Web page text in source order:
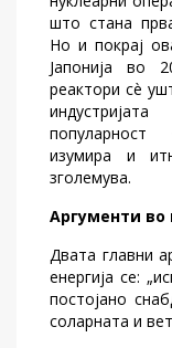
што стана
Но и покрај
Јапонија во
реактори сè
популарност
изумира и
зголемува.
Аргументи во
Двата главни
енергија се:
постојано
соларната и